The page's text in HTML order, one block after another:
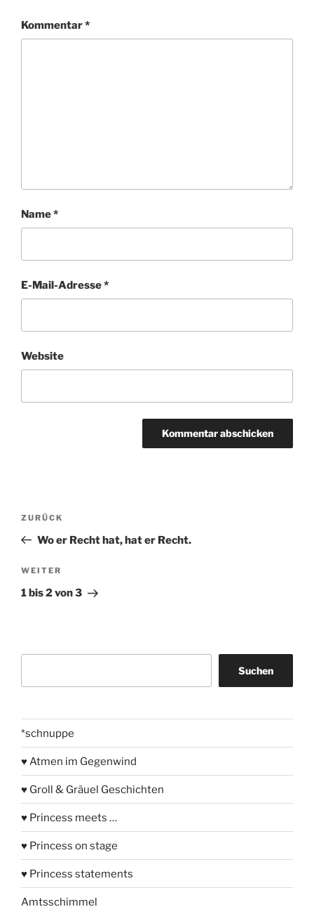
Kommentar*
Name*
E-Mail-Adresse*
Website
Beitragsnavigation
Vorheriger
Beitrag
ZURÜCK
Wo er Recht hat, hat er Recht.
Nächster
Beitrag
WEITER
1 bis 2 von 3
Suchen
*schnuppe
♥ Atmen im Gegenwind
♥ Groll & Gräuel Geschichten
♥ Princess meets …
♥ Princess on stage
♥ Princess statements
Amtsschimmel